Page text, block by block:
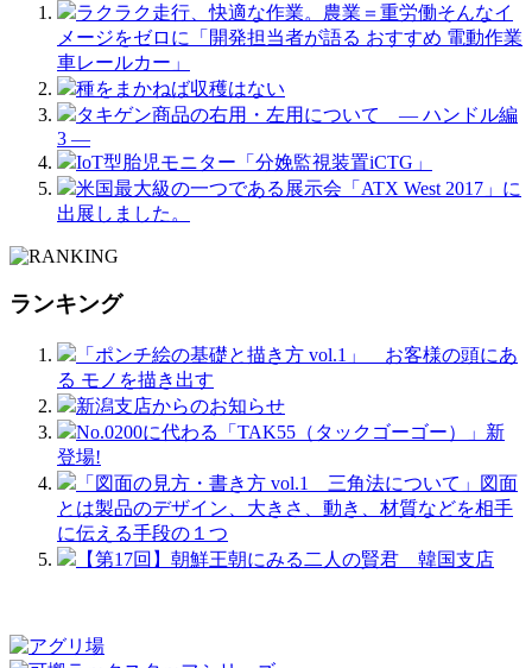
ラクラク走行、快適な作業。農業＝重労働そんなイ
メージをゼロに「開発担当者が語る おすすめ 電動作業
車レールカー」
種をまかねば収穫はない
タキゲン商品の右用・左用について ― ハンドル編
3 ―
IoT型胎児モニター「分娩監視装置iCTG」
米国最大級の一つである展示会「ATX West 2017」に
出展しました。
ランキング
「ポンチ絵の基礎と描き方 vol.1」 お客様の頭にあ
る モノを描き出す
新潟支店からのお知らせ
No.0200に代わる「TAK55（タックゴーゴー）」新
登場!
「図面の見方・書き方 vol.1 三角法について」図面
とは製品のデザイン、大きさ、動き、材質などを相手
に伝える手段の１つ
【第17回】朝鮮王朝にみる二人の賢君 韓国支店